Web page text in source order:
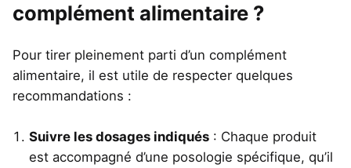
complément alimentaire ?
Pour tirer pleinement parti d’un complément
alimentaire, il est utile de respecter quelques
recommandations :
Suivre les dosages indiqués : Chaque produit
est accompagné d’une posologie spécifique, qu’il